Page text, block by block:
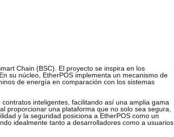
Chain (BSC). El proyecto se inspira en los
su núcleo, EtherPOS implementa un mecanismo de
de energía en comparación con los sistemas
inteligentes, facilitando así una amplia gama
proporcionar una plataforma que no solo sea segura,
y la seguridad posiciona a EtherPOS como un
idealmente tanto a desarrolladores como a usuarios